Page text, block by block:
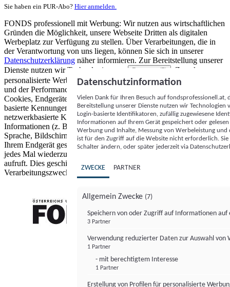
Sie haben ein PUR-Abo? Hier anmelden.
FONDS professionell mit Werbung: Wir nutzen aus wirtschaftlichen
Gründen die Möglichkeit, unsere Webseite Dritten als digitalen
Werbeplatz zur Verfügung zu stellen. Über Verarbeitungen, die in
der Verantwortung von uns liegen, können Sie sich in unserer
Datenschutzerklärung näher informieren. Zur Bereitstellung unserer
Dienste nutzen wir Technologien von
Partnern (5)
. Zwecke:
personalisierte Werbung und Inhalte, Messung von Werbeleistung
und der Performance von Inhalten sowie Zielgruppenforschung.
Cookies, Endgeräte- oder ähnliche Online-Kennungen (z. B. login-
basierte Kennungen, zufällig generierte Kennungen,
netzwerkbasierte Kennungen) können zusammen mit anderen
Informationen (z. B. Browsertyp und Browserinformationen,
Sprache, Bildschirmgröße, unterstützte Technologien usw.) auf
Ihrem Endgerät gespeichert oder von dort ausgelesen werden, um es
jedes Mal wiederzuerkennen, wenn es eine App oder einer Webseite
aufruft. Dies geschieht für einen oder mehrere der hier aufgeführten
Verarbeitungszwecke.
Datenschutzinformation
Vielen Dank für Ihren Besuch auf
Bereitstellung unserer Dienste nutzen wir Technologien
Login-basierte Identifikatoren, zufällig zugewiesene
Informationen auf Ihrem Gerät gespeichert oder
Werbung und Inhalte, Messung von Werbeleistung
ist für den Zugriff auf die Website nicht erforderlich.
Schalter ändern, oder später jederzeit via
ZWECKE PARTNER
Allgemein Zwecke (7)
Speichern von oder Zugriff auf Informationen auf
3 Partner
Verwendung reduzierter Daten zur Auswahl von
1 Partner
- mit berechtigtem Interesse
1 Partner
Erstellung von Profilen für personalisierte
FONDS professionell